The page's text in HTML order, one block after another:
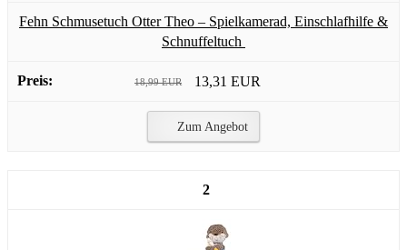
Fehn Schmusetuch Otter Theo – Spielkamerad, Einschlafhilfe &
Schnuffeltuch
18,99 EUR 13,31 EUR
Zum Angebot
2